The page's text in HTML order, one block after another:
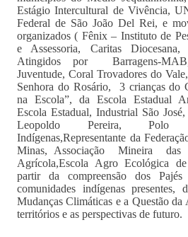
Estágio Intercultural de Vivência,
Federal de São João Del Rei, e
organizados ( Fênix – Instituto de
e Assessoria, Caritas
Atingidos por Barragens-
Juventude, Coral Trovadores do
Senhora do Rosário, 3 crianças do
na Escola”, da Escola Estadual
Escola Estadual, Industrial São
Leopoldo Pereira,
Indígenas,Representante da
Minas, Associação Mineira das
Agrícola,Escola Agro Ecológica
partir da compreensão dos
comunidades indígenas presentes,
Mudanças Climáticas e a Questão
territórios e as perspectivas de futuro.